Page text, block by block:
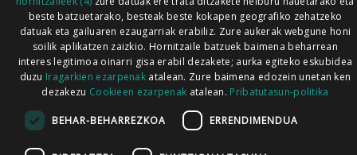
beste batzuetarako, besteak beste kokapen geografiko zehatzeko
datuak eta gailuaren ezaugarriak erabiliz. Zure aukerak webgune honi
soilik aplikatzen zaizkio. Hornitzaile batzuek baimena beharrean
interes legitimoa oinarri gisa erabil dezakete; aurka egiteko eskubidea
duzu Iragarkien ezarpenak atalean. Zure baimena edozein unetan ken
dezakezu Cookieen ezarpenak atalean. Pribatutasun-politika
BEHAR-BEHARREZKOA ERRENDIMENDUA